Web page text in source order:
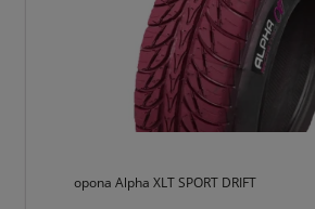
opona Alpha XLT SPORT DRIFT